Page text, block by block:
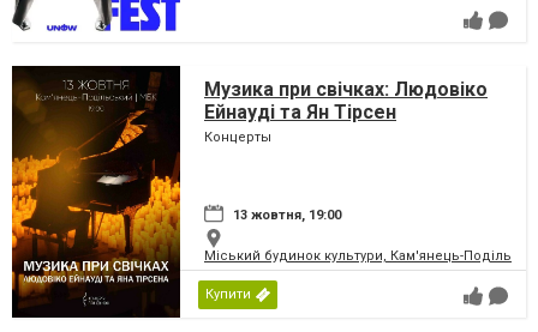
Музика при свічках: Людовіко
Ейнауді та Ян Тірсен
Концерты
13 жовтня, 19:00
Міський будинок культури, Кам'янець-
Купити